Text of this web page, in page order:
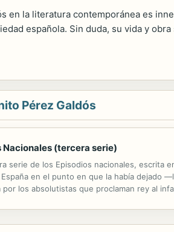
en la literatura contemporánea es
española. Sin duda, su vida y
Pérez Galdós
Nacionales (tercera serie)
serie de los Episodios nacionales, escrita
en el punto en que la había dejado
por los absolutistas que proclaman rey al